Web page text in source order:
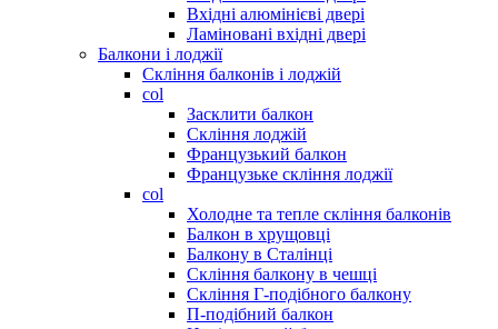
Вхідні алюмінієві двері
Ламіновані вхідні двері
Балкони і лоджії
Скління балконів і лоджій
col
Засклити балкон
Скління лоджій
Французький балкон
Французьке скління лоджії
col
Холодне та тепле скління балконів
Балкон в хрущовці
Балкону в Сталінці
Скління балкону в чешці
Скління Г-подібного балкону
П-подібний балкон